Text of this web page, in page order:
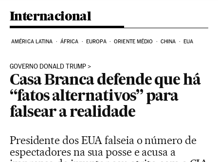
Internacional
AMÉRICA LATINA ÁFRICA EUROPA ORIENTE MÉDIO CHINA EUA
GOVERNO DONALD TRUMP
Casa Branca defende que há
“fatos alternativos” para
falsear a realidade
Presidente dos EUA falseia o número de
espectadores na sua posse e acusa a